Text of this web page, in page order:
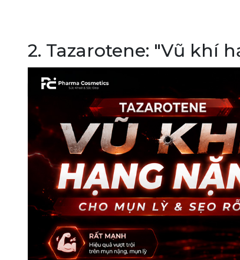
2. Tazarotene: "Vũ khí